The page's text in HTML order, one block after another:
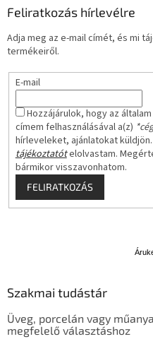
Feliratkozás hírlevélre
Adja meg az e-mail címét, és mi
termékeiről.
E-mail
Hozzájárulok, hogy az
címem felhasználásával a(z)
hírleveleket, ajánlatokat
tájékoztatótelolvastam.
bármikor visszavonhatom.
FELIRATKOZÁS
s
ő
Szakmai tudástár
Üveg, porcelán vagy
megfelelő választáshoz